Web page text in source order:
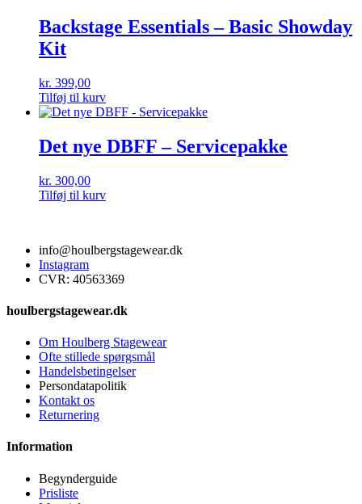
Backstage Essentials – Basic Showday
Kit
kr. 399,00
Tilføj til kurv
Det nye DBFF – Servicepakke
kr. 300,00
Tilføj til kurv
info@houlbergstagewear.dk
Instagram
CVR: 40563369
houlbergstagewear.dk
Om Houlberg Stagewear
Ofte stillede spørgsmål
Handelsbetingelser
Persondatapolitik
Kontakt os
Returnering
Information
Begynderguide
Prisliste